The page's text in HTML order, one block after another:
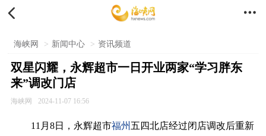
 
海峡网 > 新闻中心 > 资讯频道
双星闪耀，永辉超市一日开业两家“学习胖东
来”调改门店
海峡网 2024-11-07 16:56
11月8日，永辉超市福州 五四北店经过闭店调改后重新